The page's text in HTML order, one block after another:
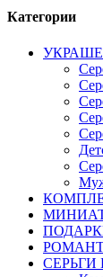
Категории
СЕРЬГИ